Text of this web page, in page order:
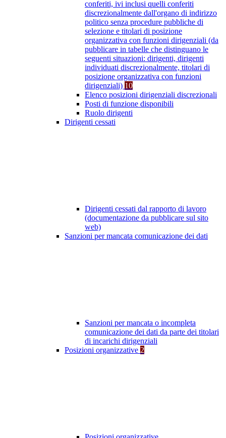
conferiti, ivi inclusi quelli conferiti
discrezionalmente dall'organo di indirizzo
politico senza procedure pubbliche di
selezione e titolari di posizione
organizzativa con funzioni dirigenziali (da
pubblicare in tabelle che distinguano le
seguenti situazioni: dirigenti, dirigenti
individuati discrezionalmente, titolari di
posizione organizzativa con funzioni
dirigenziali) 10
Elenco posizioni dirigenziali discrezionali
Posti di funzione disponibili
Ruolo dirigenti
Dirigenti cessati
Dirigenti cessati dal rapporto di lavoro
(documentazione da pubblicare sul sito
web)
Sanzioni per mancata comunicazione dei dati
Sanzioni per mancata o incompleta
comunicazione dei dati da parte dei titolari
di incarichi dirigenziali
Posizioni organizzative 2